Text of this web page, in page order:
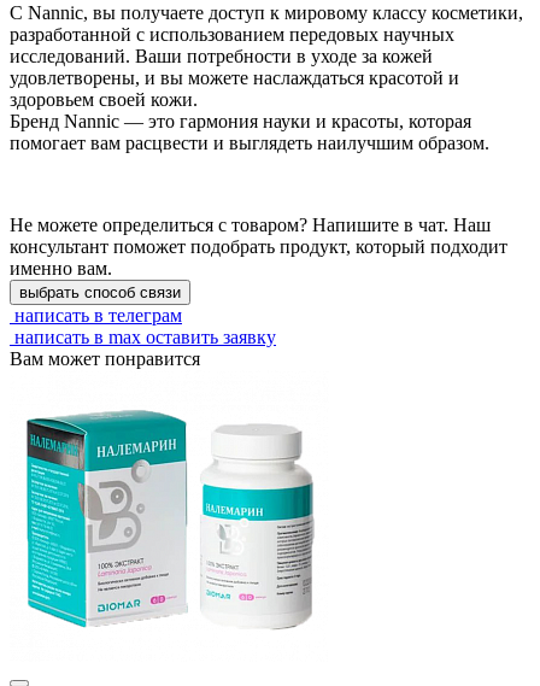
С Nannic, вы получаете доступ к мировому классу косметики,
разработанной с использованием передовых научных
исследований. Ваши потребности в уходе за кожей
удовлетворены, и вы можете наслаждаться красотой и
здоровьем своей кожи.
Бренд Nannic — это гармония науки и красоты, которая
помогает вам расцвести и выглядеть наилучшим образом.
Не можете определиться с товаром? Напишите в чат. Наш
консультант поможет подобрать продукт, который подходит
именно вам.
выбрать способ связи
написать в телеграм
написать в max оставить заявку
Вам может понравится